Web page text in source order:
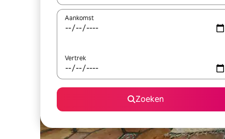
Aankomst
Vertrek
Zoeken